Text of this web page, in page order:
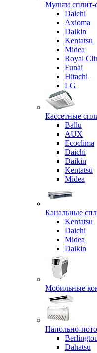
Мульти сплит-
Daichi
Axioma
Daikin
Kentatsu
Midea
Royal
Funai
Hitachi
LG
Кассетные
Ballu
AUX
Ecoclima
Daichi
Daikin
Kentatsu
Midea
Канальные
Kentatsu
Daichi
Midea
Daikin
Мобильные
Напольно-
Dahatsu